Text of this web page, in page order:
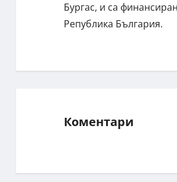
Бургас, и са
Република България.
Коментари